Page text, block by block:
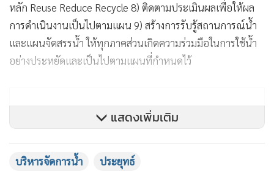
หลัก Reuse Reduce Recycle 8) ติดตามประเมินผลเพื่อให้ผล
การดำเนินงานเป็นไปตามแผน 9) สร้างการรับรู้สถานการณ์น้ำ
และแผนจัดสรรน้ำ ให้ทุกภาคส่วนเกิดความร่วมมือในการใช้น้ำ
อย่างประหยัดและเป็นไปตามแผนที่กำหนดไว้
แสดงเพิ่มเติม
บริหารจัดการน้ำ ประยุทธ์